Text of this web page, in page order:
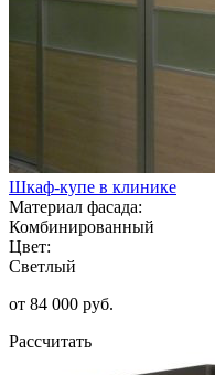
Шкаф-купе в клинике
Материал фасада:
Комбинированный
Цвет:
Светлый
от 84 000 руб.
Рассчитать